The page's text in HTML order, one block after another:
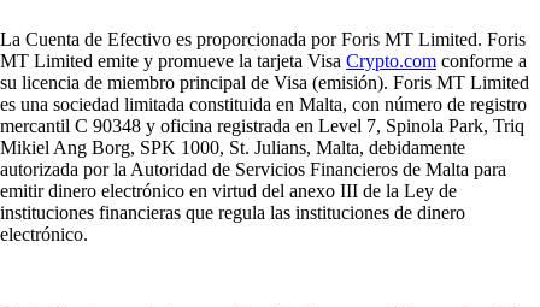
La Cuenta de Efectivo es proporcionada por Foris MT Limited. Foris
MT Limited emite y promueve la tarjeta Visa Crypto.com conforme a
su licencia de miembro principal de Visa (emisión). Foris MT Limited
es una sociedad limitada constituida en Malta, con número de registro
mercantil C 90348 y oficina registrada en Level 7, Spinola Park, Triq
Mikiel Ang Borg, SPK 1000, St. Julians, Malta, debidamente
autorizada por la Autoridad de Servicios Financieros de Malta para
emitir dinero electrónico en virtud del anexo III de la Ley de
instituciones financieras que regula las instituciones de dinero
electrónico.